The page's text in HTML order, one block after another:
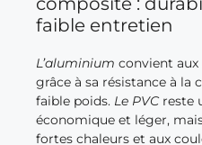
faible entretien
L’aluminium convient aux
grâce à sa résistance à la
faible poids. Le PVCreste
économique et léger,
fortes chaleurs et aux